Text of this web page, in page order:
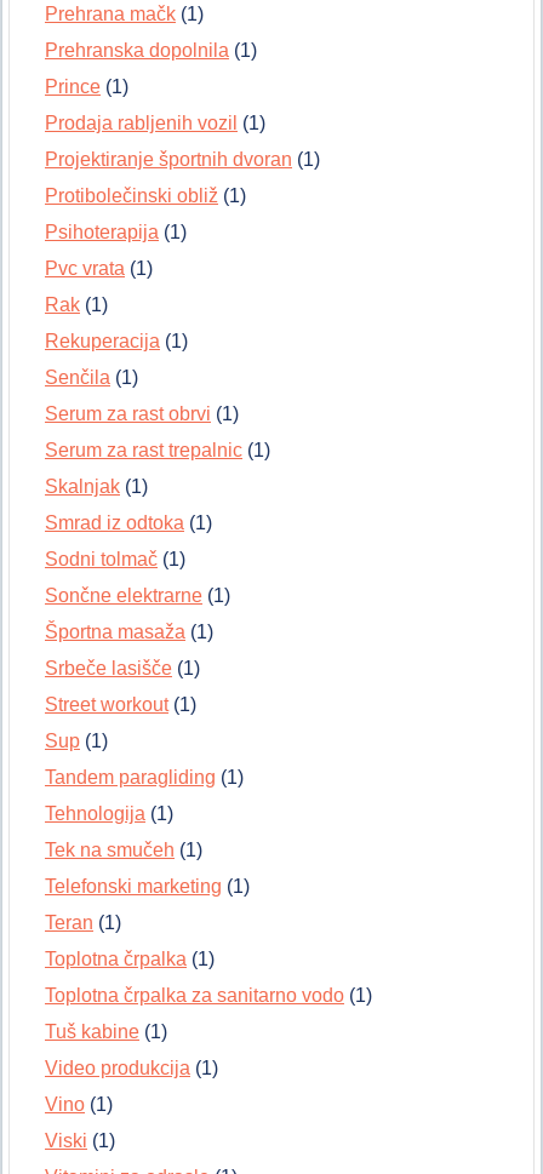
Prehrana mačk (1)
Prehranska dopolnila (1)
Prince (1)
Prodaja rabljenih vozil (1)
Projektiranje športnih dvoran (1)
Protibolečinski obliž (1)
Psihoterapija (1)
Pvc vrata (1)
Rak (1)
Rekuperacija (1)
Senčila (1)
Serum za rast obrvi (1)
Serum za rast trepalnic (1)
Skalnjak (1)
Smrad iz odtoka (1)
Sodni tolmač (1)
Sončne elektrarne (1)
Športna masaža (1)
Srbeče lasišče (1)
Street workout(1)
Sup (1)
Tandem paragliding (1)
Tehnologija (1)
Tek na smučeh (1)
Telefonski marketing (1)
Teran (1)
Toplotna črpalka (1)
Toplotna črpalka za sanitarno vodo (1)
Tuš kabine (1)
Video produkcija (1)
Vino (1)
Viski (1)